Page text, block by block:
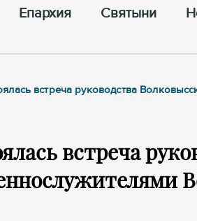
Епархия Cвятыни
встреча руководства
встреча